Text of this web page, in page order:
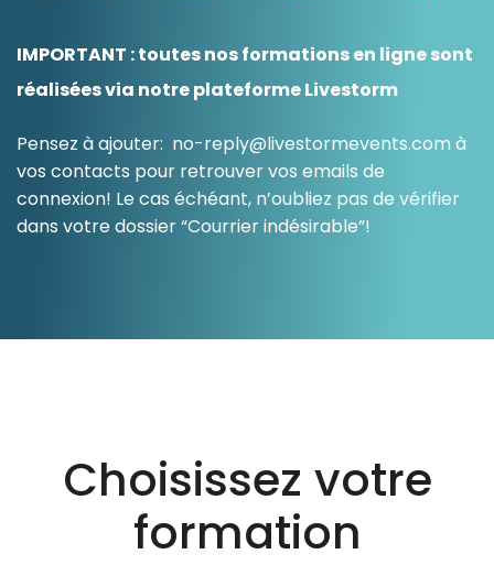
Nos partenaires
Ressources
IMPORTANT : toutes nos formations en ligne sont
réalisées via notre plateforme Livestorm
Pensez à ajouter: no-reply@livestormevents.com à
vos contacts pour retrouver vos emails de
connexion! Le cas échéant, n’oubliez pas de vérifier
dans votre dossier “Courrier indésirable”!
Choisissez votre
formation